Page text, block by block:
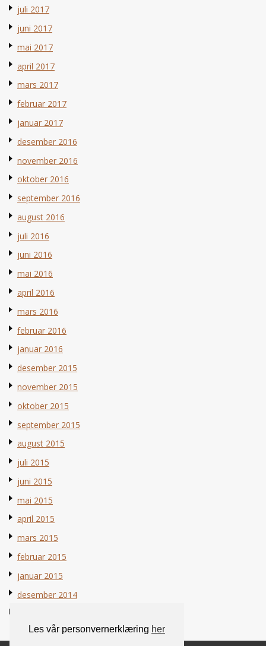
Les vår personvernerklæring her
juli 2017
juni 2017
mai 2017
april 2017
mars 2017
februar 2017
januar 2017
desember 2016
november 2016
oktober 2016
september 2016
august 2016
juli 2016
juni 2016
mai 2016
april 2016
mars 2016
februar 2016
januar 2016
desember 2015
november 2015
oktober 2015
september 2015
august 2015
juli 2015
juni 2015
mai 2015
april 2015
mars 2015
februar 2015
januar 2015
desember 2014